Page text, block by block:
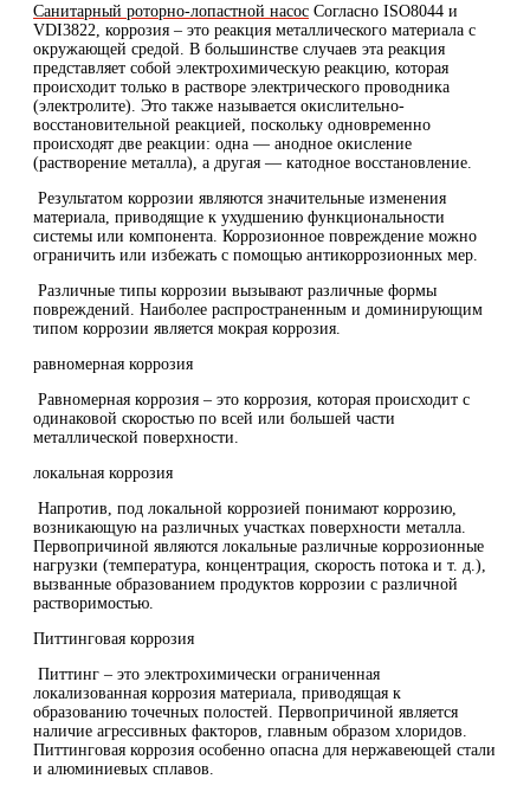
Санитарный роторно-лопастной насос Согласно ISO8044 и
VDI3822, коррозия – это реакция металлического материала с
окружающей средой. В большинстве случаев эта реакция
представляет собой электрохимическую реакцию, которая
происходит только в растворе электрического проводника
(электролите). Это также называется окислительно-
восстановительной реакцией, поскольку одновременно
происходят две реакции: одна — анодное окисление
(растворение металла), а другая — катодное восстановление.
Результатом коррозии являются значительные изменения
материала, приводящие к ухудшению функциональности
системы или компонента. Коррозионное повреждение можно
ограничить или избежать с помощью антикоррозионных мер.
Различные типы коррозии вызывают различные формы
повреждений. Наиболее распространенным и доминирующим
типом коррозии является мокрая коррозия.
равномерная коррозия
Равномерная коррозия – это коррозия, которая происходит с
одинаковой скоростью по всей или большей части
металлической поверхности.
локальная коррозия
Напротив, под локальной коррозией понимают коррозию,
возникающую на различных участках поверхности металла.
Первопричиной являются локальные различные коррозионные
нагрузки (температура, концентрация, скорость потока и т. д.),
вызванные образованием продуктов коррозии с различной
растворимостью.
Питтинговая коррозия
Питтинг – это электрохимически ограниченная
локализованная коррозия материала, приводящая к
образованию точечных полостей. Первопричиной является
наличие агрессивных факторов, главным образом хлоридов.
Питтинговая коррозия особенно опасна для нержавеющей стали
и алюминиевых сплавов.